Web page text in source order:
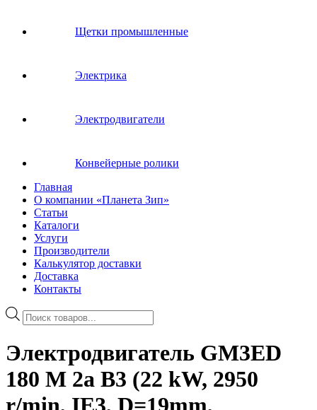
Щетки промышленные
Электрика
Электродвигатели
Конвейерные ролики
Главная
О компании «Планета Зип»
Статьи
Каталоги
Услуги
Производители
Калькулятор доставки
Доставка
Контакты
Поиск
товаров
Электродвигатель GM3ED
180 M 2a B3 (22 kW, 2950